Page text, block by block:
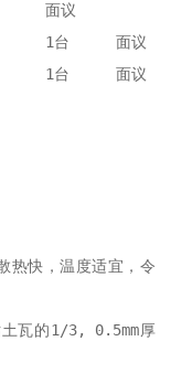
热快，温度适宜，令
土瓦的1/3, 0.5mm厚